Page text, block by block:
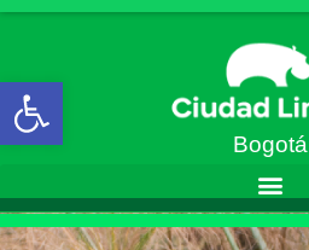
Abrir barra de herramientas
Bogotá